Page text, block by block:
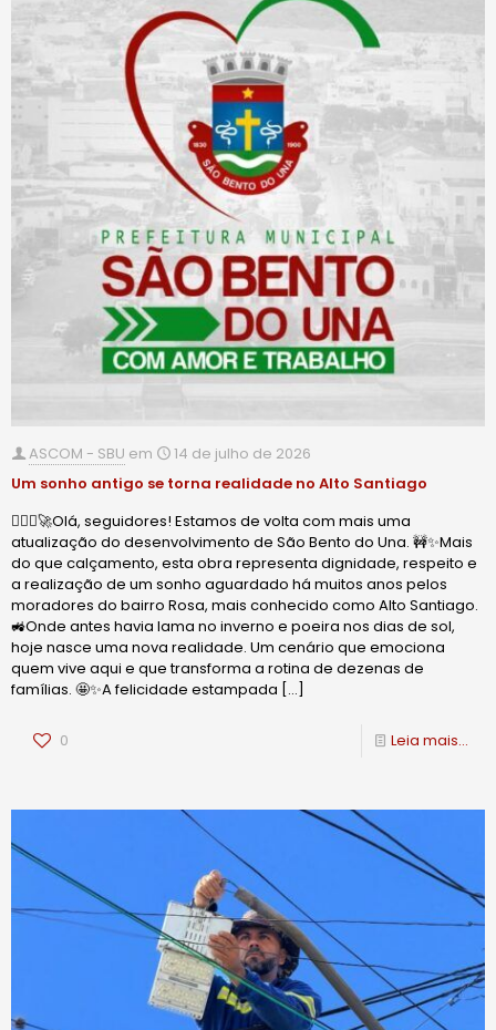
ASCOM - SBU em
14 de julho de 2026
Um sonho antigo se torna realidade no Alto Santiago
🙋🏻‍♂️🚀Olá, seguidores! Estamos de volta com mais uma
atualização do desenvolvimento de São Bento do Una. 🚧✨Mais
do que calçamento, esta obra representa dignidade, respeito e
a realização de um sonho aguardado há muitos anos pelos
moradores do bairro Rosa, mais conhecido como Alto Santiago.
🚜Onde antes havia lama no inverno e poeira nos dias de sol,
hoje nasce uma nova realidade. Um cenário que emociona
quem vive aqui e que transforma a rotina de dezenas de
famílias. 🤩✨A felicidade estampada […]
0 Leia mais...